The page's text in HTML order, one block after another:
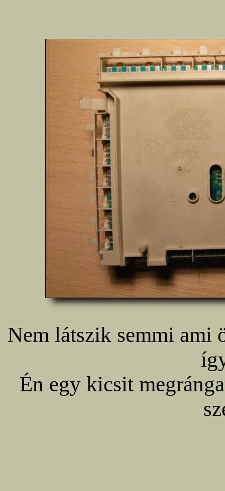
Nem látszik semmi ami
Én egy kicsit